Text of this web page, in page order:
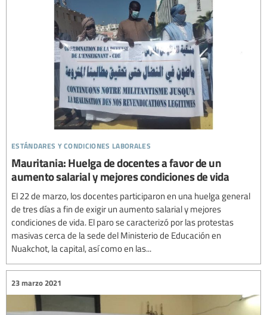
estándares y condiciones laborales
Mauritania: Huelga de docentes a favor de un
aumento salarial y mejores condiciones de vida
El 22 de marzo, los docentes participaron en una huelga general
de tres días a fin de exigir un aumento salarial y mejores
condiciones de vida. El paro se caracterizó por las protestas
masivas cerca de la sede del Ministerio de Educación en
Nuakchot, la capital, así como en las...
23 marzo 2021